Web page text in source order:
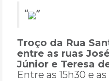
Troço da Rua
entre as ruas
Júnior e Teresa
Entre as 15h30 e as